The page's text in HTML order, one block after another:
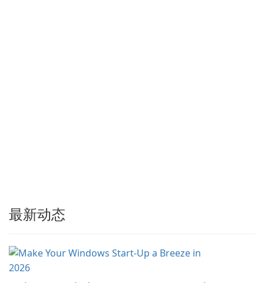
最新动态